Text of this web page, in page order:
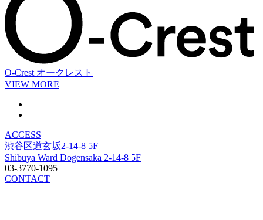
O-Crest オークレスト
VIEW MORE
ACCESS
渋谷区道玄坂2-14-8 5F
Shibuya Ward Dogensaka 2-14-8 5F
03-3770-1095
CONTACT